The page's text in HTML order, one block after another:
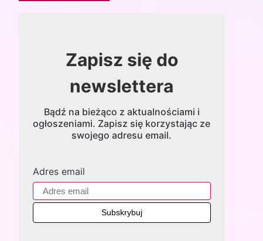
Zapisz się do
newslettera
Bądź na bieżąco z aktualnościami i
ogłoszeniami. Zapisz się korzystając ze
swojego adresu email.
Adres email